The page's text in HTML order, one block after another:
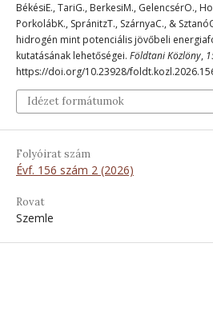
BékésiE., TariG., BerkesiM., GelencsérO.,
PorkolábK., SpránitzT., SzárnyaC., &
hidrogén mint potenciális jövőbeli
kutatásának lehetőségei. Földtani Közlöny,
https://doi.org/10.23928/
Idézet formátumok
Folyóirat szám
Évf. 156 szám 2 (2026)
Rovat
Szemle